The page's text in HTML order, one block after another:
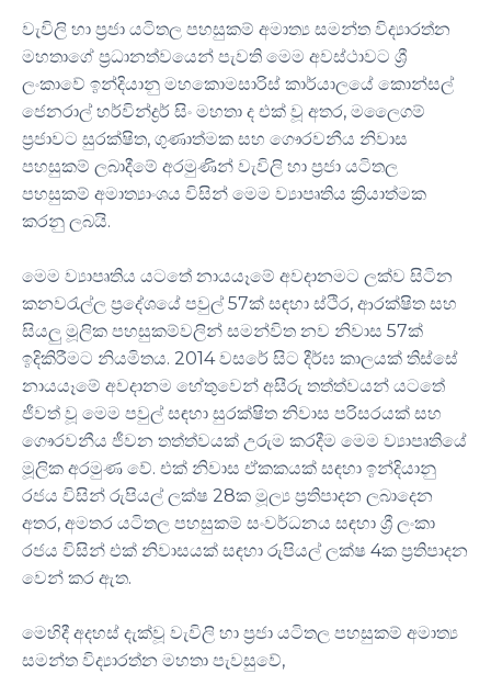
වැවිලි හා ප්‍රජා යටිතල පහසුකම් අමාත්‍ය සමන්ත විද්‍යාරත්න
මහතාගේ ප්‍රධානත්වයෙන් පැවති මෙම අවස්ථාවට ශ්‍රී
ලංකාවේ ඉන්දියානු මහකොමසාරිස් කාර්යාලයේ කොන්සල්
ජෙනරාල් හර්වින්ද්‍රර් සිං මහතා ද එක් වූ අතර, මලෛගම්
ප්‍රජාවට සුරක්ෂිත, ගුණාත්මක සහ ගෞරවනීය නිවාස
පහසුකම් ලබාදීමේ අරමුණින් වැවිලි හා ප්‍රජා යටිතල
පහසුකම් අමාත්‍යාංශය විසින් මෙම ව්‍යාපෘතිය ක්‍රියාත්මක
කරනු ලබයි.
මෙම ව්‍යාපෘතිය යටතේ නායයෑමේ අවදානමට ලක්ව සිටින
කනවරැල්ල ප්‍රදේශයේ පවුල් 57ක් සඳහා ස්ථිර, ආරක්ෂිත සහ
සියලු මූලික පහසුකම්වලින් සමන්විත නව නිවාස 57ක්
ඉදිකිරීමට නියමිතය. 2014 වසරේ සිට දීර්ඝ කාලයක් තිස්සේ
නායයෑමේ අවදානම හේතුවෙන් අසීරු තත්ත්වයන් යටතේ
ජීවත් වූ මෙම පවුල් සඳහා සුරක්ෂිත නිවාස පරිසරයක් සහ
ගෞරවනීය ජීවන තත්ත්වයක් උරුම කරදීම මෙම ව්‍යාපෘතියේ
මූලික අරමුණ වේ. එක් නිවාස ඒකකයක් සඳහා ඉන්දියානු
රජය විසින් රුපියල් ලක්ෂ 28ක මූල්‍ය ප්‍රතිපාදන ලබාදෙන
අතර, අමතර යටිතල පහසුකම් සංවර්ධනය සඳහා ශ්‍රී ලංකා
රජය විසින් එක් නිවාසයක් සඳහා රුපියල් ලක්ෂ 4ක ප්‍රතිපාදන
වෙන් කර ඇත.
මෙහිදී අදහස් දැක්වූ වැවිලි හා ප්‍රජා යටිතල පහසුකම් අමාත්‍ය
සමන්ත විද්‍යාරත්න මහතා පැවසුවේ,